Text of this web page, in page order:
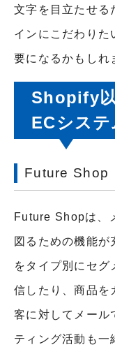
文字を目立たせる
インにこだわり
要になるかもしれ
Shopify
ECシステ
Future Shop
Future Shopは、
図るための機能が
をタイプ別にセグ
信したり、商品を
客に対してメール
ティング活動も一